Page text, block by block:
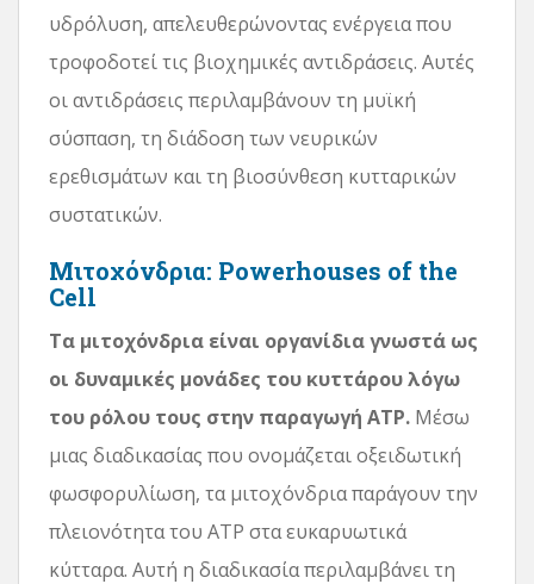
υδρόλυση, απελευθερώνοντας ενέργεια που
τροφοδοτεί τις βιοχημικές αντιδράσεις. Αυτές
οι αντιδράσεις περιλαμβάνουν τη μυϊκή
σύσπαση, τη διάδοση των νευρικών
ερεθισμάτων και τη βιοσύνθεση κυτταρικών
συστατικών.
Μιτοχόνδρια: Powerhouses of the
Cell
Τα μιτοχόνδρια είναι οργανίδια γνωστά ως
οι δυναμικές μονάδες του κυττάρου λόγω
του ρόλου τους στην παραγωγή ATP. Μέσω
μιας διαδικασίας που ονομάζεται οξειδωτική
φωσφορυλίωση, τα μιτοχόνδρια παράγουν την
πλειονότητα του ATP στα ευκαρυωτικά
κύτταρα. Αυτή η διαδικασία περιλαμβάνει τη